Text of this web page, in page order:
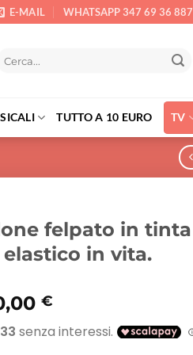
E-MAIL WHATSAPP 347 69 36 887
TUTTO A 10 EURO TV
felpato in tinta
in vita.
€
prezzo
attuale